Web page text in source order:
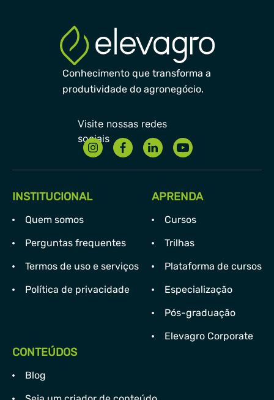
Conhecimento que transforma a
produtividade do agronegócio.
INSTITUCIONAL
Quem somos
Perguntas frequentes
Termos de uso e serviços
Política de privacidade
APRENDA
Cursos
Trilhas
Plataforma de cursos
Especialização
Pós-graduação
Elevagro Corporate
CONTEÚDOS
Blog